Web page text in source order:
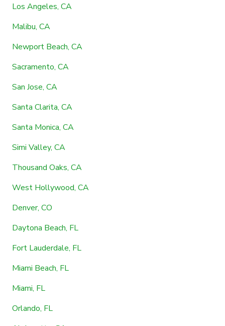
Los Angeles, CA
Malibu, CA
Newport Beach, CA
Sacramento, CA
San Jose, CA
Santa Clarita, CA
Santa Monica, CA
Simi Valley, CA
Thousand Oaks, CA
West Hollywood, CA
Denver, CO
Daytona Beach, FL
Fort Lauderdale, FL
Miami Beach, FL
Miami, FL
Orlando, FL